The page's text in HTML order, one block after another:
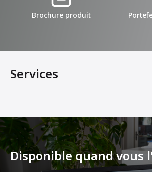
Brochure produit
Services
Disponible quand vous